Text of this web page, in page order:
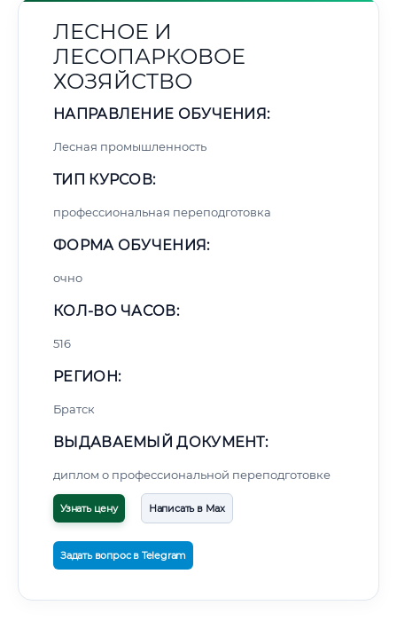
ЛЕСНОЕ И
ЛЕСОПАРКОВОЕ
ХОЗЯЙСТВО
НАПРАВЛЕНИЕ ОБУЧЕНИЯ:
Лесная промышленность
ТИП КУРСОВ:
профессиональная переподготовка
ФОРМА ОБУЧЕНИЯ:
очно
КОЛ-ВО ЧАСОВ:
516
РЕГИОН:
Братск
ВЫДАВАЕМЫЙ ДОКУМЕНТ:
диплом о профессиональной переподготовке
Узнать цену Написать в Max
Задать вопрос в Telegram